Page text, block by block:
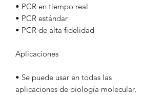
• PCR en tiempo real
• PCR estándar
• PCR de alta fidelidad
Aplicaciones
• Se puede usar en todas las
aplicaciones de biología molecular,